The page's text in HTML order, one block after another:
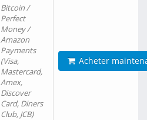
Bitcoin /
Perfect
Money /
Amazon
Payments
(Visa,
Mastercard,
Amex,
Discover
Card, Diners
Club, JCB)
Acheter